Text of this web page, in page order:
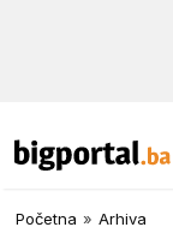
Početna » Arhiva